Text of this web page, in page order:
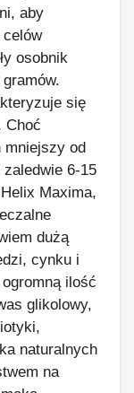
aby
osobnik
się
Choć
mniejszy od
6-15
Maxima,
dużą
cynku i
ilość
glikolowy,
naturalnych
na